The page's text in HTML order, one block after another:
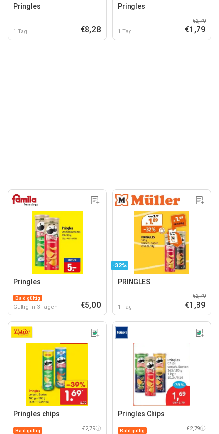
Pringles
1 Tag €8,28
Pringles
1 Tag
€2,79
€1,79
Pringles
Bald gültig
Gültig in 3 Tagen €5,00
-32%
PRINGLES
1 Tag
€2,79
€1,89
Pringles chips
Bald gültig €2,79
Pringles Chips
Bald gültig €2,79